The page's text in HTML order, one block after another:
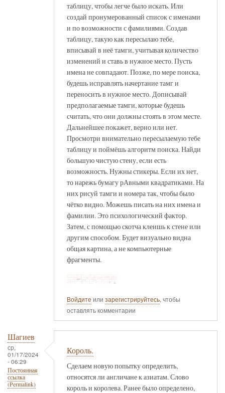
таблицу, чтобы легче было искать. Или
создай пронумерованный список с именами
и по возможности с фамилиями. Создав
таблицу, такую как пересылаю тебе,
вписывай в неё тамги, учитывая количество
изменений и ставь в нужное место. Пусть
имена не совпадают. Позже, по мере поиска,
будешь исправлять начертание тамг и
переносить в нужное место. Дописывай
предполагаемые тамги, которые будешь
считать, что они должны стоять в этом месте.
Дальнейшее покажет, верно или нет.
Просмотри внимательно пересылаемую тебе
таблицу и поймёшь алгоритм поиска. Найди
большую чистую стену, если есть
возможность. Нужны стикеры. Если их нет,
то нарежь бумагу рАвными квадратиками. На
них рисуй тамги и номера так, чтобы было
чётко видно. Можешь писать на них имена и
фамилии. Это психологический фактор.
Затем, с помощью скотча клеишь к стене или
другим способом. Будет визуально видна
общая картина, а не компьютерные
фрагменты.
Войдите или зарегистрируйтесь, чтобы
оставлять комментарии
Шагиев
ср,
01/17/2024
- 06:29
Постоянная
ссылка
(Permalink)
Король.
Сделаем новую попытку определить,
относятся ли англичане к азиатам. Слово
король и королева. Ранее было определено,